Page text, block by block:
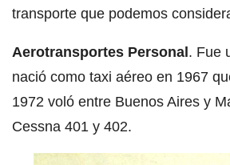
transporte que podemos
Aerotransportes Personal. Fue
nació como taxi aéreo en 1967
1972 voló entre Buenos Aires y
Cessna 401 y 402.